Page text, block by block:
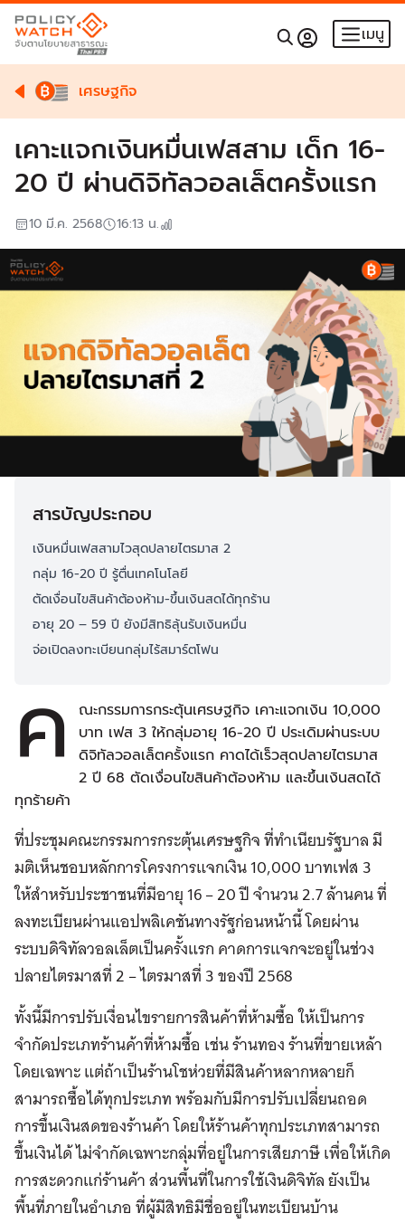
เมนู
เศรษฐกิจ
เคาะแจกเงินหมื่นเฟสสาม เด็ก 16-
20 ปี ผ่านดิจิทัลวอลเล็ตครั้งแรก
10 มี.ค. 2568 16:13 น.
สารบัญประกอบ
เงินหมื่นเฟสสามไวสุดปลายไตรมาส 2
กลุ่ม 16-20 ปี รู้ตื่นเทคโนโลยี
ตัดเงื่อนไขสินค้าต้องห้าม-ขึ้นเงินสดได้ทุกร้าน
อายุ 20 – 59 ปี ยังมีสิทธิลุ้นรับเงินหมื่น
จ่อเปิดลงทะเบียนกลุ่มไร้สมาร์ตโฟน
ค
ณะกรรมการกระตุ้นเศรษฐกิจ เคาะแจกเงิน 10,000
บาท เฟส 3 ให้กลุ่มอายุ 16-20 ปี ประเดิมผ่านระบบ
ดิจิทัลวอลเล็ตครั้งแรก คาดได้เร็วสุดปลายไตรมาส
2 ปี 68 ตัดเงื่อนไขสินค้าต้องห้าม และขึ้นเงินสดได้
ทุกร้ายค้า
ที่ประชุมคณะกรรมการกระตุ้นเศรษฐกิจ ที่ทำเนียบรัฐบาล มี
มติเห็นชอบหลักการโครงการแจกเงิน 10,000 บาทเฟส 3
ให้สำหรับประชาชนที่มีอายุ 16 – 20 ปี จำนวน 2.7 ล้านคน ที่
ลงทะเบียนผ่านแอปพลิเคชันทางรัฐก่อนหน้านี้ โดยผ่าน
ระบบดิจิทัลวอลเล็ตเป็นครั้งแรก คาดการแจกจะอยู่ในช่วง
ปลายไตรมาสที่ 2 – ไตรมาสที่ 3 ของปี 2568
ทั้งนี้มีการปรับเงื่อนไขรายการสินค้าที่ห้ามซื้อ ให้เป็นการ
จำกัดประเภทร้านค้าที่ห้ามซื้อ เช่น ร้านทอง ร้านที่ขายเหล้า
โดยเฉพาะ แต่ถ้าเป็นร้านโชห่วยที่มีสินค้าหลากหลายก็
สามารถซื้อได้ทุกประเภท พร้อมกับมีการปรับเปลี่ยนถอด
การขึ้นเงินสดของร้านค้า โดยให้ร้านค้าทุกประเภทสามารถ
ขึ้นเงินได้ ไม่จำกัดเฉพาะกลุ่มที่อยู่ในการเสียภาษี เพื่อให้เกิด
การสะดวกแก่ร้านค้า ส่วนพื้นที่ในการใช้เงินดิจิทัล ยังเป็น
พื้นที่ภายในอำเภอ ที่ผู้มีสิทธิมีชื่ออยู่ในทะเบียนบ้าน